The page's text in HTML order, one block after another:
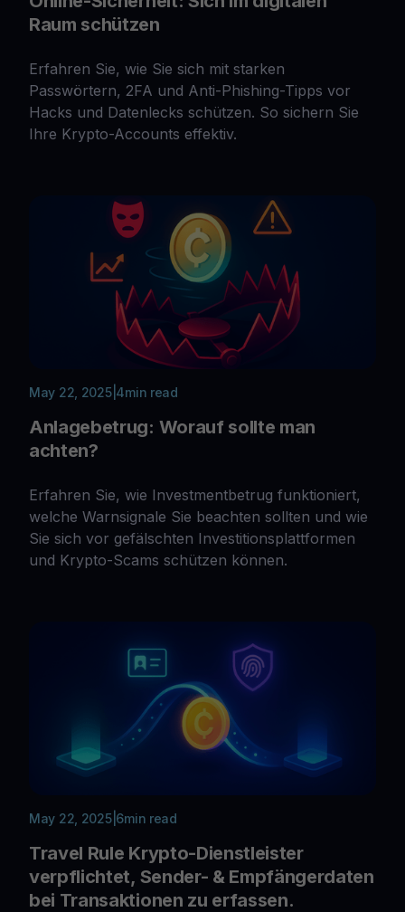
Raum schützen
Erfahren Sie, wie Sie sich mit starken
Passwörtern, 2FA und Anti-Phishing-Tipps vor
Hacks und Datenlecks schützen. So sichern Sie
Ihre Krypto-Accounts effektiv.
May 22, 2025| 4min read
Anlagebetrug: Worauf sollte man
achten?
Erfahren Sie, wie Investmentbetrug funktioniert,
welche Warnsignale Sie beachten sollten und wie
Sie sich vor gefälschten Investitionsplattformen
und Krypto-Scams schützen können.
May 22, 2025| 6min read
Travel Rule Krypto-Dienstleister
verpflichtet, Sender- & Empfängerdaten
bei Transaktionen zu erfassen.